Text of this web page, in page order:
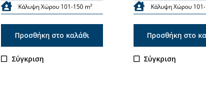
Κάλυψη Χώρου 101-150 m²
Προσθήκη στο καλάθι
Σύγκριση
Κάλυψη Χώρου 101-
Προσθήκη στο
Σύγκριση